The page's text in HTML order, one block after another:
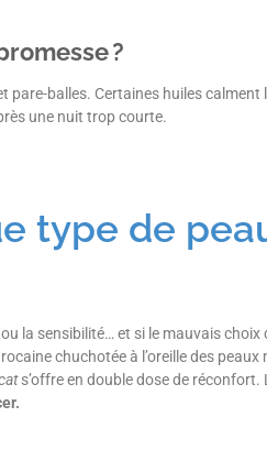
?
pare-balles. Certaines huiles
une nuit trop courte.
type de
la sensibilité… et si le mauvais
chuchotée à l’oreille des
s’offre en double dose de réconfort.